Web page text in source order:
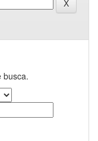
busca.